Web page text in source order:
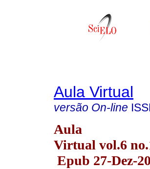
Aula Virtual
versão On-line
Aula
Virtual vol.6
Epub 27-Dez-